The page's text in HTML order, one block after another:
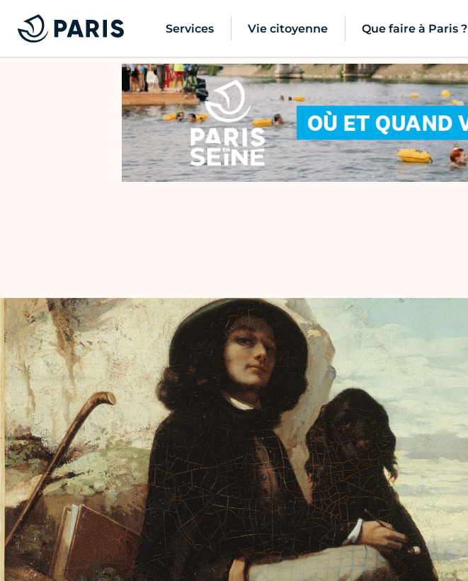
Services Vie citoyenne Que faire à Paris ?